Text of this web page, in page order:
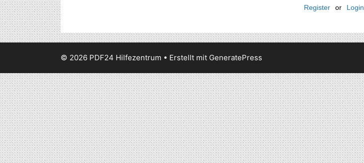
Register or Login
© 2026 PDF24 Hilfezentrum • Erstellt mit GeneratePress